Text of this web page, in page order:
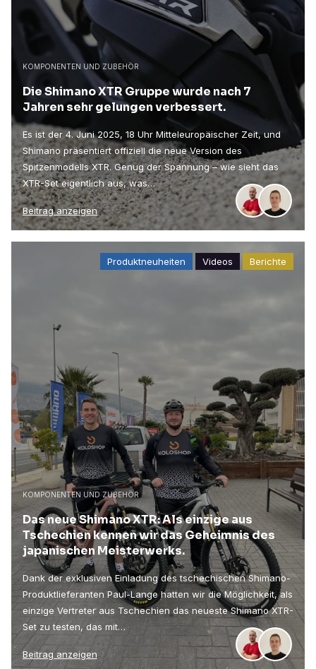
KOMPONENTEN UND ZUBEHÖR
Die Shimano XTR Gruppe wurde nach 7
Jahren sehr gelungen verbessert.
Es ist der 4. Juni 2025, 18 Uhr Mitteleuropäischer Zeit, und
Shimano präsentiert offiziell die neue Version des
Spitzenmodells XTR. Genug der Spannung – wie sieht das
XTR-Set eigentlich aus, was…
Beitrag anzeigen
Produktneuheiten Videos Berichte
KOMPONENTEN UND ZUBEHÖR
Das neue Shimano XTR: Als einzige aus
Tschechien kennen wir das Geheimnis des
japanischen Meisterwerks.
Dank der exklusiven Einladung des tschechischen Shimano-
Produktlieferanten Paul-Lange hatten wir die Möglichkeit, als
einzige Vertreter aus Tschechien das neueste Shimano XTR-
Set zu testen, das mit…
Beitrag anzeigen